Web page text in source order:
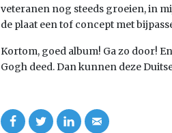
veteranen nog steeds groeien, in
de plaat een tof concept met
Kortom, goed album! Ga zo door!
Gogh deed. Dan kunnen deze